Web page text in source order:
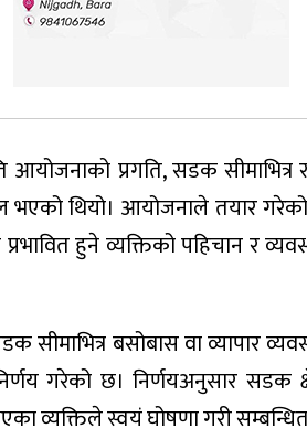
प्रगति, सडक सीमाभित्र
थियो। आयोजनाले तयार गरेको
हुने व्यक्तिको पहिचान र
बसोबास वा व्यापार
गरेको छ। निर्णयअनुसार सडक
व्यक्तिले स्वयं घोषणा गरी